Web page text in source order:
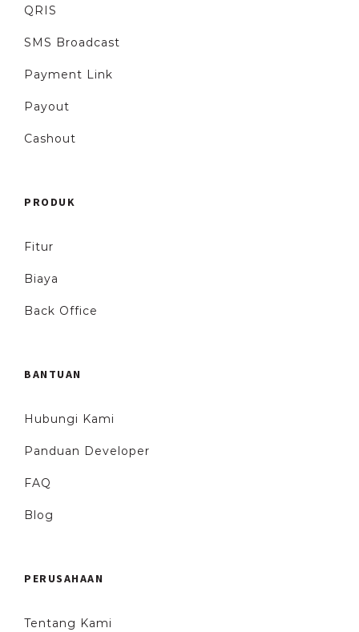
QRIS
SMS Broadcast
Payment Link
Payout
Cashout
PRODUK
Fitur
Biaya
Back Office
BANTUAN
Hubungi Kami
Panduan Developer
FAQ
Blog
PERUSAHAAN
Tentang Kami